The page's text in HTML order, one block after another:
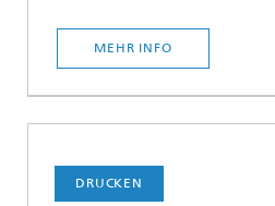
MEHR INFO
DRUCKEN